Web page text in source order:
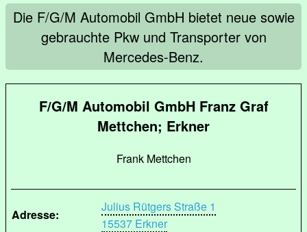
Die F/G/M Automobil GmbH bietet neue sowie
gebrauchte Pkw und Transporter von
Mercedes-Benz.
F/G/M Automobil GmbH Franz Graf
Mettchen; Erkner
Frank Mettchen
Adresse:
Julius Rütgers Straße 1
15537 Erkner